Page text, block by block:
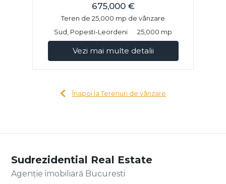
675,000 €
Teren de 25,000 mp de vânzare
Sud, Popesti-Leordeni
25,000 mp
Vezi mai multe detalii
Înapoi la Terenuri de vânzare
Sudrezidential Real Estate
Agenție imobiliară Bucuresti